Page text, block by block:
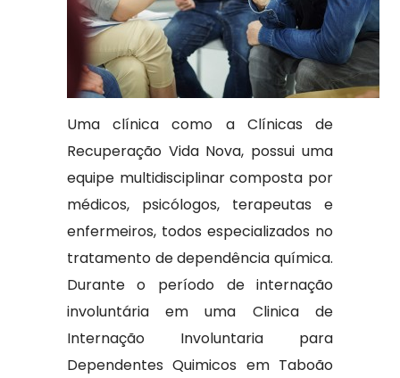
Uma clínica como a Clínicas de
Recuperação Vida Nova, possui uma
equipe multidisciplinar composta por
médicos, psicólogos, terapeutas e
enfermeiros, todos especializados no
tratamento de dependência química.
Durante o período de internação
involuntária em uma Clinica de
Internação Involuntaria para
Dependentes Quimicos em Taboão